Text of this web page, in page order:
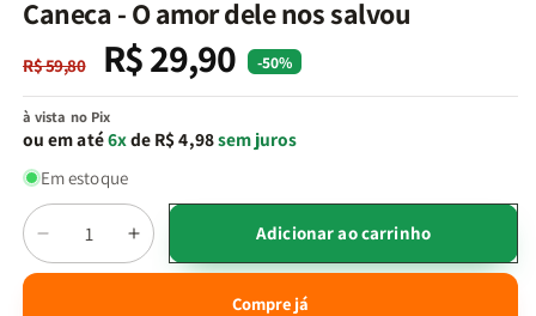
janela
Caneca - O amor dele nos salvou
Preço
normal
R$ 59,80
Preço
promocional
R$ 29,90 -50%
à vista no Pix
ou em até6xde R$ 4,98sem juros
Em estoque
Quantidade
Diminuir
a
Aumentar
a
quantidade
Adicionar ao carrinho
Compre já